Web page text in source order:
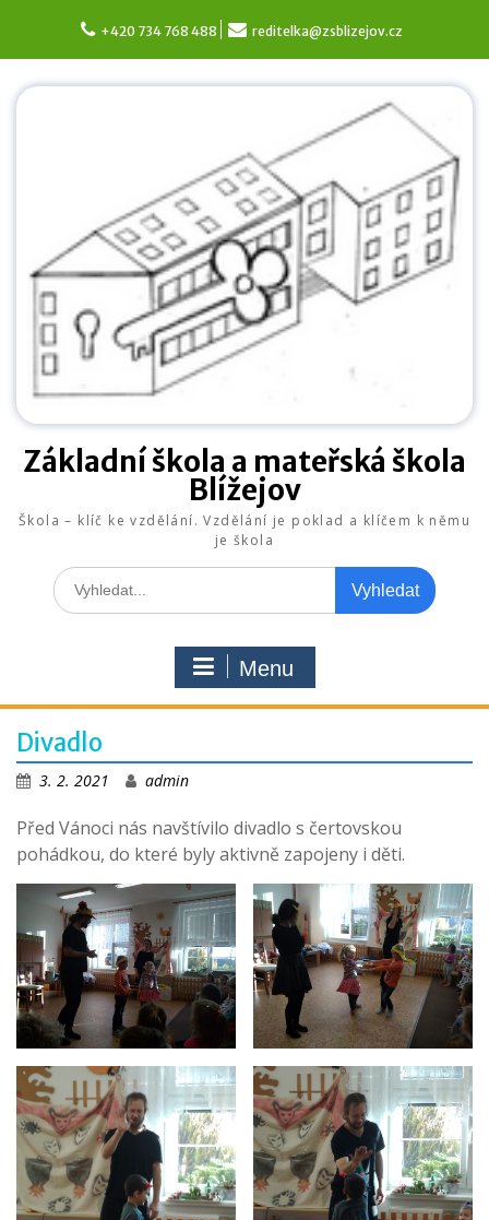
content
+420 734 768 488 reditelka@zsblizejov.cz
Základní škola a mateřská škola
Blížejov
Škola – klíč ke vzdělání. Vzdělání je poklad a klíčem k němu
je škola
Search
for:
Menu
Divadlo
3. 2. 2021 admin
Před Vánoci nás navštívilo divadlo s čertovskou
pohádkou, do které byly aktivně zapojeny i děti.